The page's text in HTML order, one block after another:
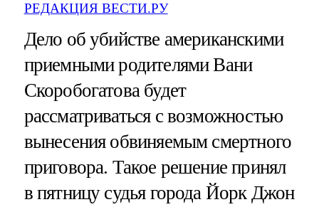
РЕДАКЦИЯ ВЕСТИ.РУ
Дело об убийстве американскими
приемными родителями Вани
Скоробогатова будет
рассматриваться с возможностью
вынесения обвиняемым смертного
приговора. Такое решение принял
в пятницу судья города Йорк Джон